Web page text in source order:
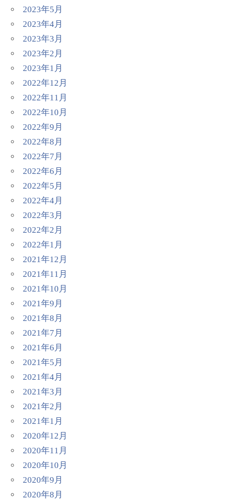
2023年5月
2023年4月
2023年3月
2023年2月
2023年1月
2022年12月
2022年11月
2022年10月
2022年9月
2022年8月
2022年7月
2022年6月
2022年5月
2022年4月
2022年3月
2022年2月
2022年1月
2021年12月
2021年11月
2021年10月
2021年9月
2021年8月
2021年7月
2021年6月
2021年5月
2021年4月
2021年3月
2021年2月
2021年1月
2020年12月
2020年11月
2020年10月
2020年9月
2020年8月